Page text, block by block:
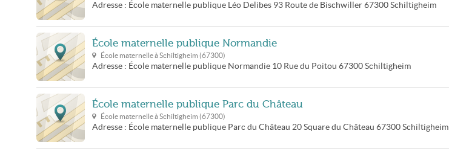
Adresse : École maternelle publique Léo Delibes 93 Route de Bischwiller 67300 Schiltigheim
École maternelle publique Normandie
École maternelle àSchiltigheim (67300)
Adresse : École maternelle publique Normandie 10 Rue du Poitou 67300 Schiltigheim
École maternelle publique Parc du Château
École maternelle àSchiltigheim (67300)
Adresse : École maternelle publique Parc du Château 20 Square du Château 67300 Schiltigheim